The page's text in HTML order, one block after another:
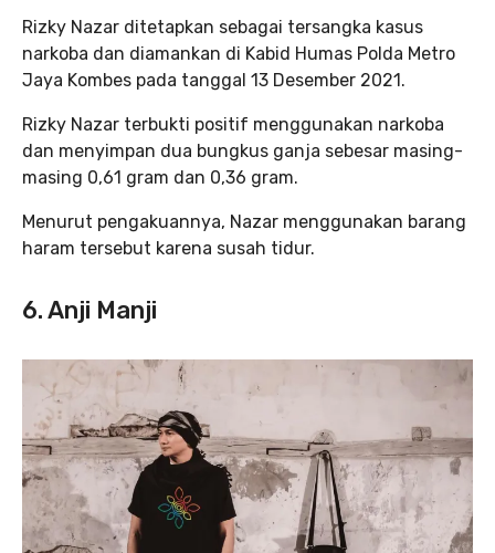
Rizky Nazar ditetapkan sebagai tersangka kasus
narkoba dan diamankan di Kabid Humas Polda Metro
Jaya Kombes pada tanggal 13 Desember 2021.
Rizky Nazar terbukti positif menggunakan narkoba
dan menyimpan dua bungkus ganja sebesar masing-
masing 0,61 gram dan 0,36 gram.
Menurut pengakuannya, Nazar menggunakan barang
haram tersebut karena susah tidur.
6. Anji Manji